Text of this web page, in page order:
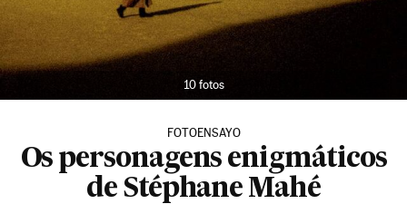
10 fotos
FOTOENSAYO
Os personagens enigmáticos
de Stéphane Mahé